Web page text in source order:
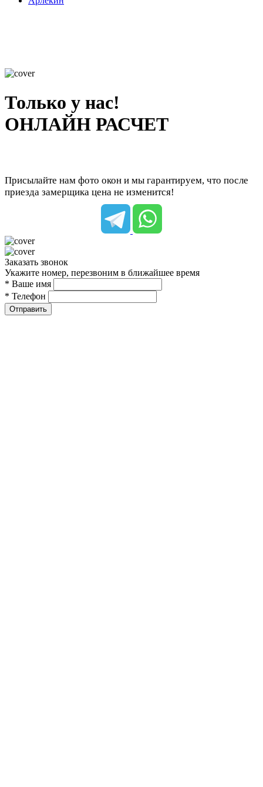
Только у нас!
ОНЛАЙН РАСЧЕТ
Присылайте нам фото окон и мы гарантируем, что после
приезда замерщика цена не изменится!
Заказать звонок
Укажите номер, перезвоним в ближайшее время
* Ваше имя
* Телефон
Отправить